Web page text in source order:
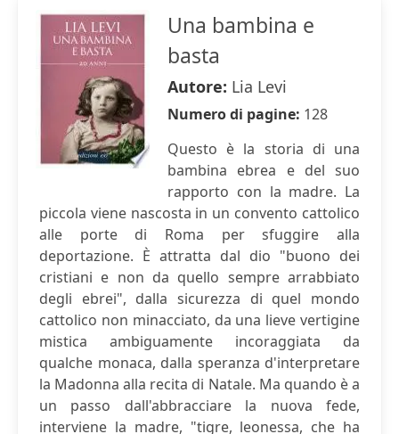
Una bambina e
basta
Autore: Lia Levi
Numero di pagine: 128
Questo è la storia di una
bambina ebrea e del suo
rapporto con la madre. La
piccola viene nascosta in un convento cattolico
alle porte di Roma per sfuggire alla
deportazione. È attratta dal dio "buono dei
cristiani e non da quello sempre arrabbiato
degli ebrei", dalla sicurezza di quel mondo
cattolico non minacciato, da una lieve vertigine
mistica ambiguamente incoraggiata da
qualche monaca, dalla speranza d'interpretare
la Madonna alla recita di Natale. Ma quando è a
un passo dall'abbracciare la nuova fede,
interviene la madre, "tigre, leonessa, che ha